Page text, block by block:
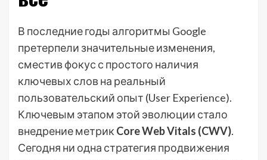
В последние годы алгоритмы Google
претерпели значительные изменения,
сместив фокус с простого наличия
ключевых слов на реальный
пользовательский опыт (User Experience).
Ключевым этапом этой эволюции стало
внедрение метрик Core Web Vitals (CWV).
Сегодня ни одна стратегия продвижения